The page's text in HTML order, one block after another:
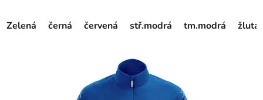
Zelená černá červená stř.modrá tm.modrá žlutá